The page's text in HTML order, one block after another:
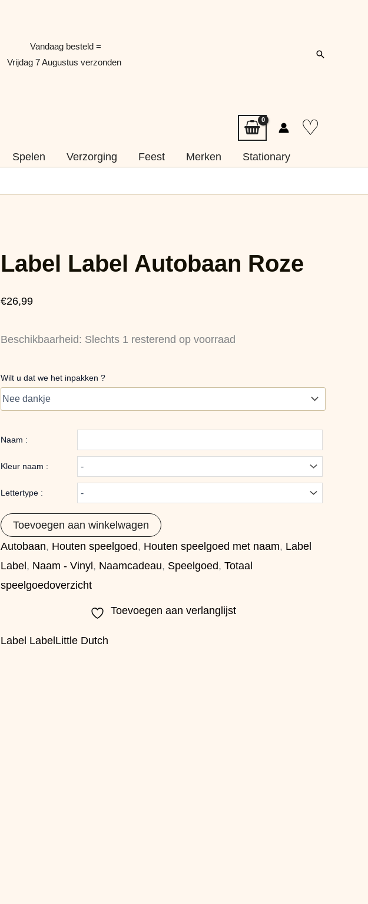
Vandaag besteld =
Vrijdag 7 Augustus verzonden
Zoeken
♡
Spelen Verzorging Feest Merken
Stationary
Label Label Autobaan Roze
€26,99
Beschikbaarheid: Slechts 1 resterend op voorraad
Wilt u dat we het inpakken ?
Naam :
Kleur naam :
Lettertype :
Autobaan
Roze
Toevoegen aan winkelwagen
Autobaan, Houten speelgoed, Houten speelgoed met naam, Label
Label , Naam - Vinyl , Naamcadeau, Speelgoed, Totaal
speelgoedoverzicht
Toevoegen aan verlanglijst
Label Label Little Dutch